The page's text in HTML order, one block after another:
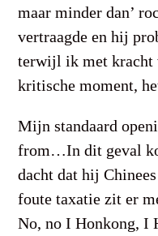
maar minder dan’
vertraagde en hij
terwijl ik met kracht
kritische moment,
Mijn standaard
from…In dit geval
dacht dat hij
foute taxatie zit er
No, no I Honkong, I